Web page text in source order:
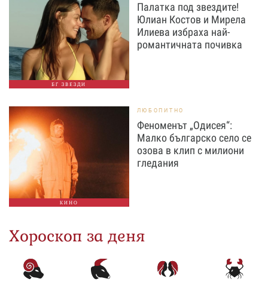
БГ ЗВЕЗДИ
Палатка под звездите!
Юлиан Костов и Мирела
Илиева избраха най-
романтичната почивка
КИНО
ЛЮБОПИТНО
Феноменът „Одисея“:
Малко българско село се
озова в клип с милиони
гледания
Хороскоп за деня